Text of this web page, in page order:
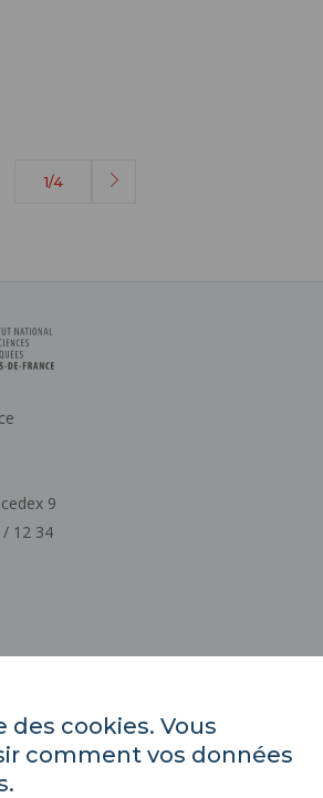
1/4 Page
9
/ 12 34
des cookies. Vous
comment vos données